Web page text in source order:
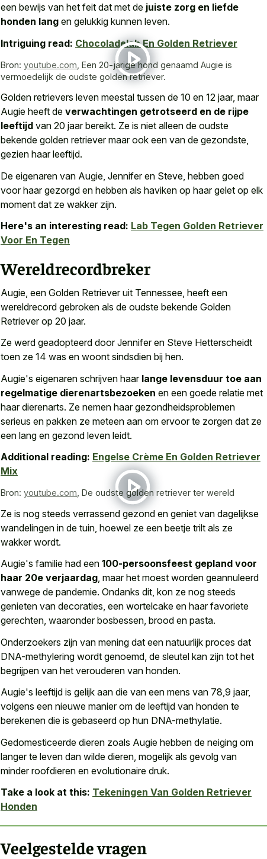
een bewijs van het feit dat met de juiste zorg en liefde
honden lang en gelukkig kunnen leven.
Intriguing read: Chocoladelab En Golden Retriever
Bron: youtube.com Een 20-jarige hond genaamd Augie is
vermoedelijk de oudste golden retriever.
Golden retrievers leven meestal tussen de 10 en 12 jaar, maar
Augie heeft de verwachtingen getrotseerd en de rijpe
leeftijd van 20 jaar bereikt. Ze is niet alleen de oudste
bekende golden retriever maar ook een van de gezondste,
gezien haar leeftijd.
De eigenaren van Augie, Jennifer en Steve, hebben goed
voor haar gezorgd en hebben als haviken op haar gelet op elk
moment dat ze wakker zijn.
Here's an interesting read: Lab Tegen Golden Retriever
Voor En Tegen
Wereldrecordbreker
Augie, een Golden Retriever uit Tennessee, heeft een
wereldrecord gebroken als de oudste bekende Golden
Retriever op 20 jaar.
Ze werd geadopteerd door Jennifer en Steve Hetterscheidt
toen ze 14 was en woont sindsdien bij hen.
Augie's eigenaren schrijven haar lange levensduur toe aan
regelmatige dierenartsbezoeken en een goede relatie met
haar dierenarts. Ze nemen haar gezondheidsproblemen
serieus en pakken ze meteen aan om ervoor te zorgen dat ze
een lang en gezond leven leidt.
Additional reading: Engelse Crème En Golden Retriever
Mix
Bron: youtube.com De oudste golden retriever ter wereld
Ze is nog steeds verrassend gezond en geniet van dagelijkse
wandelingen in de tuin, hoewel ze een beetje trilt als ze
wakker wordt.
Augie's familie had een 100-persoonsfeest gepland voor
haar 20e verjaardag, maar het moest worden geannuleerd
vanwege de pandemie. Ondanks dit, kon ze nog steeds
genieten van decoraties, een wortelcake en haar favoriete
gerechten, waaronder bosbessen, brood en pasta.
Onderzoekers zijn van mening dat een natuurlijk proces dat
DNA-methylering wordt genoemd, de sleutel kan zijn tot het
begrijpen van het verouderen van honden.
Augie's leeftijd is gelijk aan die van een mens van 78,9 jaar,
volgens een nieuwe manier om de leeftijd van honden te
berekenen die is gebaseerd op hun DNA-methylatie.
Gedomesticeerde dieren zoals Augie hebben de neiging om
langer te leven dan wilde dieren, mogelijk als gevolg van
minder roofdieren en evolutionaire druk.
Take a look at this: Tekeningen Van Golden Retriever
Honden
Veelgestelde vragen